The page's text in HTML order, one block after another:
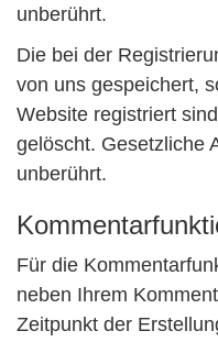
unberührt.
Die bei der
von uns gespeichert,
Website registriert
gelöscht. Gesetzliche
unberührt.
Für die
neben Ihrem
Zeitpunkt der